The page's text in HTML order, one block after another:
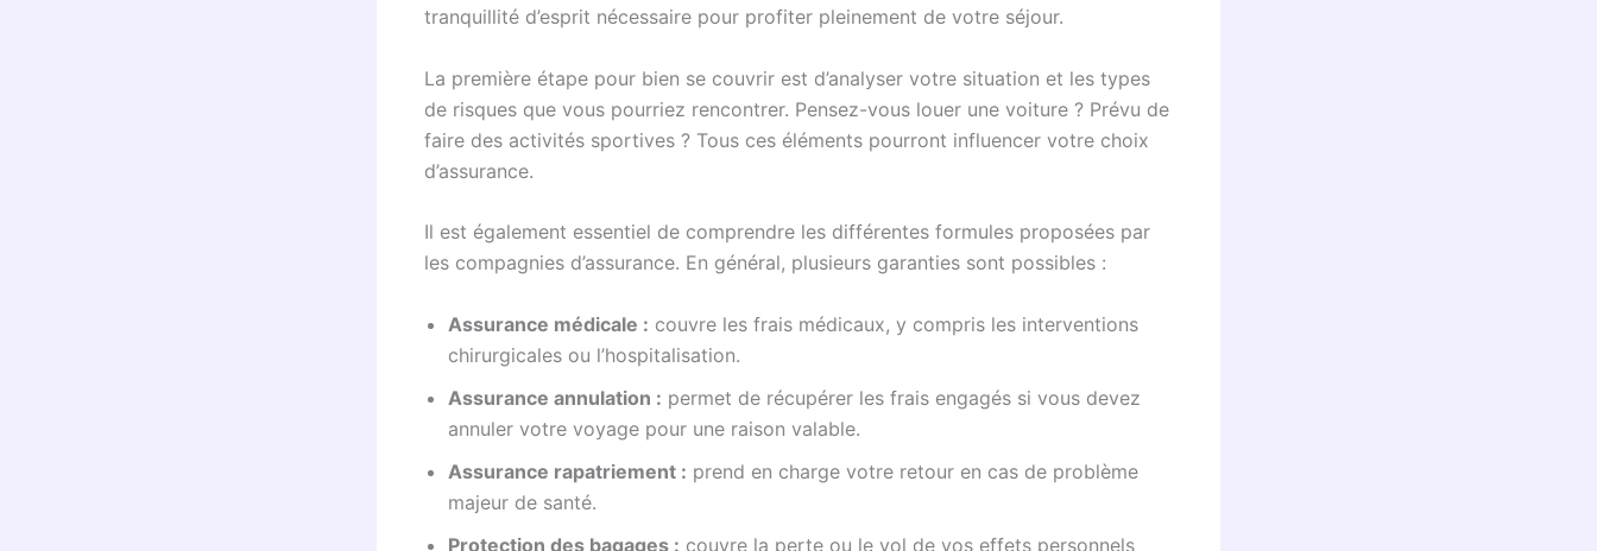
tranquillité d’esprit nécessaire pour profiter pleinement de votre séjour.
La première étape pour bien se couvrir est d’analyser votre situation et les types
de risques que vous pourriez rencontrer. Pensez-vous louer une voiture ? Prévu de
faire des activités sportives ? Tous ces éléments pourront influencer votre choix
d’assurance.
Il est également essentiel de comprendre les différentes formules proposées par
les compagnies d’assurance. En général, plusieurs garanties sont possibles :
Assurance médicale : couvre les frais médicaux, y compris les interventions
chirurgicales ou l’hospitalisation.
Assurance annulation : permet de récupérer les frais engagés si vous devez
annuler votre voyage pour une raison valable.
Assurance rapatriement : prend en charge votre retour en cas de problème
majeur de santé.
Protection des bagages : couvre la perte ou le vol de vos effets personnels